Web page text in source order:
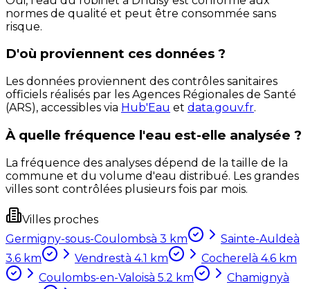
normes de qualité et peut être consommée sans
risque.
D'où proviennent ces données ?
Les données proviennent des contrôles sanitaires
officiels réalisés par les Agences Régionales de Santé
(ARS), accessibles via Hub'Eau et data.gouv.fr.
À quelle fréquence l'eau est-elle analysée ?
La fréquence des analyses dépend de la taille de la
commune et du volume d'eau distribué. Les grandes
villes sont contrôlées plusieurs fois par mois.
Villes proches
Germigny-sous-Coulombsà 3 km Sainte-Auldeà
3.6 km Vendrestà 4.1 km Cocherel à 4.6 km
Coulombs-en-Valoisà 5.2 km Chamignyà